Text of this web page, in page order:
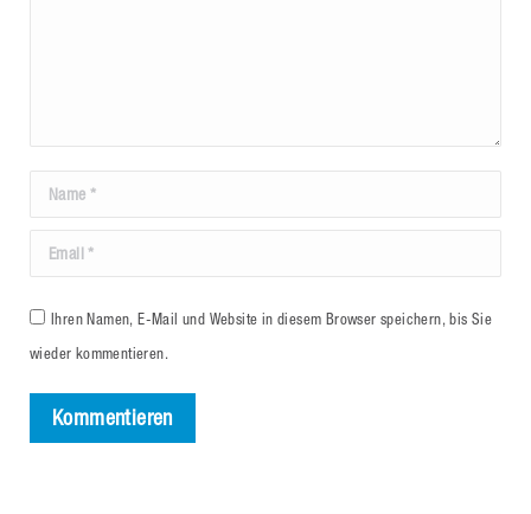
Name *
Email *
Ihren Namen, E-Mail und Website in diesem Browser speichern, bis Sie
wieder kommentieren.
Kommentieren